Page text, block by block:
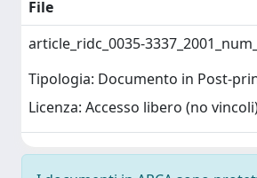
File
article_ridc_0035-
Tipologia: Documento in Post-
Licenza: Accesso libero (no